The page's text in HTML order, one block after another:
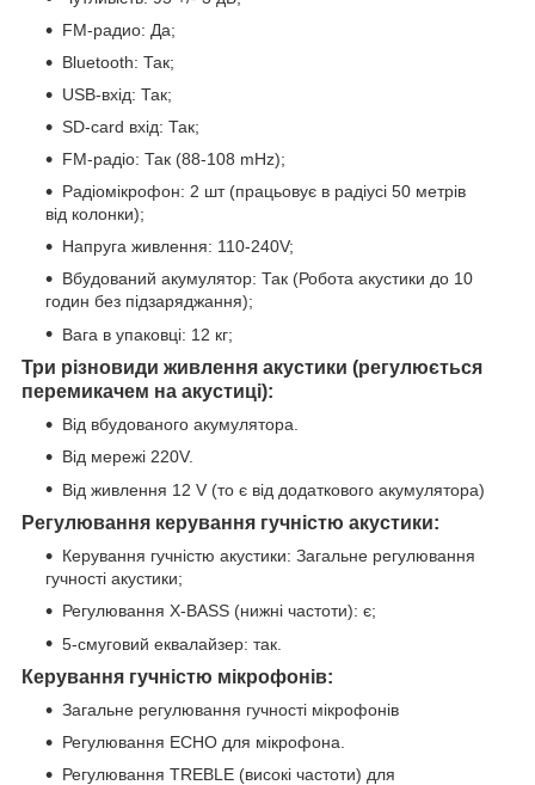
FM-радио: Да;
Bluetooth: Так;
USB-вхід: Так;
SD-card вхід: Так;
FM-радіо: Так (88-108 mHz);
Радіомікрофон: 2 шт (працьовує в радіусі 50 метрів
від колонки);
Напруга живлення: 110-240V;
Вбудований акумулятор: Так (Робота акустики до 10
годин без підзаряджання);
Вага в упаковці: 12 кг;
Три різновиди живлення акустики (регулюється
перемикачем на акустиці):
Від вбудованого акумулятора.
Від мережі 220V.
Від живлення 12 V (то є від додаткового акумулятора)
Регулювання керування гучністю акустики:
Керування гучністю акустики: Загальне регулювання
гучності акустики;
Регулювання X-BASS (нижні частоти): є;
5-смуговий еквалайзер: так.
Керування гучністю мікрофонів:
Загальне регулювання гучності мікрофонів
Регулювання ECHO для мікрофона.
Регулювання TREBLE (високі частоти) для